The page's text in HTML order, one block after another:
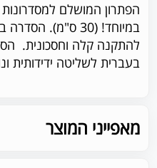
הפתרון המושלם
במיוחד! (30 ס"מ).
להתקנה קלה וחסכונית.
בעברית לשליטה ידידותית
מאפייני המוצר